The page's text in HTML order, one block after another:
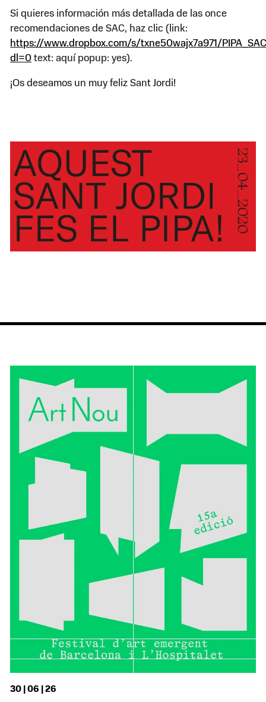
Si quieres información más detallada de las once
recomendaciones de SAC, haz clic (link:
https://www.dropbox.com/s/txne50wajx7a971/
dl=0 text: aquí popup: yes).
¡Os deseamos un muy feliz Sant Jordi!
30 | 06 | 26